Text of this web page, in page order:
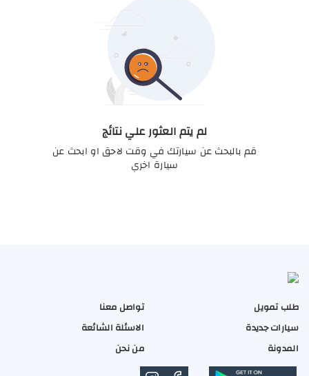
لم يتم العثور علي نتائج
قم بالبحث عن سيارتك في وقت لاحق او ابحث عن
سيارة اخري
طلب تمويل
سيارات جديدة
المدونة
تواصل معنا
الاسئلة الشائعة
من نحن